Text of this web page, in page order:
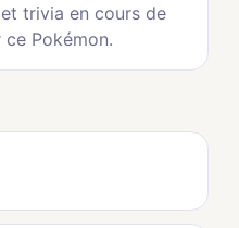
trivia en cours de
Pokémon.